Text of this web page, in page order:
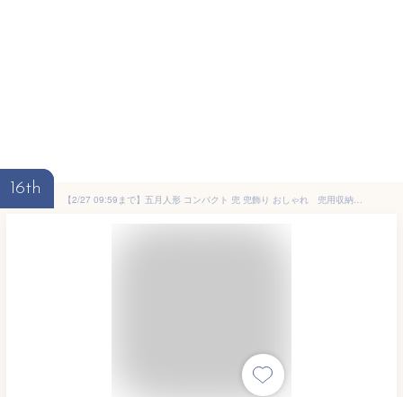
16th
【2/27 09:59まで】五月人形 コンパクト 兜 兜飾り おしゃれ 兜用収納飾り 六角 台つき ミニ 木製 戦国武将兜 皇宸 オリジナル 弓太刀 道具 セット 出世兜 人気 龍神謙信/吉祥龍/龍神伊達/龍王/家康 五月人形